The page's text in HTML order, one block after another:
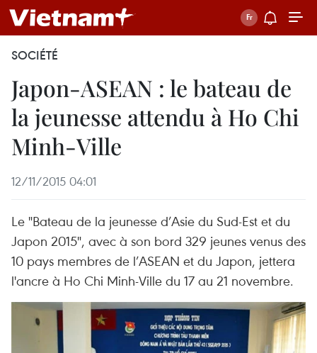
SOCIÉTÉ
Japon-ASEAN : le bateau de
la jeunesse attendu à Ho Chi
Minh-Ville
12/11/2015 04:01
Le "Bateau de la jeunesse d’Asie du Sud-Est et du
Japon 2015", avec à son bord 329 jeunes venus des
10 pays membres de l’ASEAN et du Japon, jettera
l'ancre à Ho Chi Minh-Ville du 17 au 21 novembre.